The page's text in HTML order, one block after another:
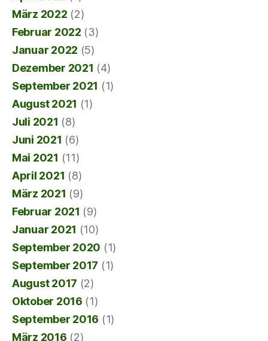
März 2022 (2)
Februar 2022 (3)
Januar 2022 (5)
Dezember 2021 (4)
September 2021 (1)
August 2021 (1)
Juli 2021 (8)
Juni 2021 (6)
Mai 2021 (11)
April 2021 (8)
März 2021 (9)
Februar 2021 (9)
Januar 2021 (10)
September 2020 (1)
September 2017 (1)
August 2017 (2)
Oktober 2016 (1)
September 2016 (1)
März 2016 (2)